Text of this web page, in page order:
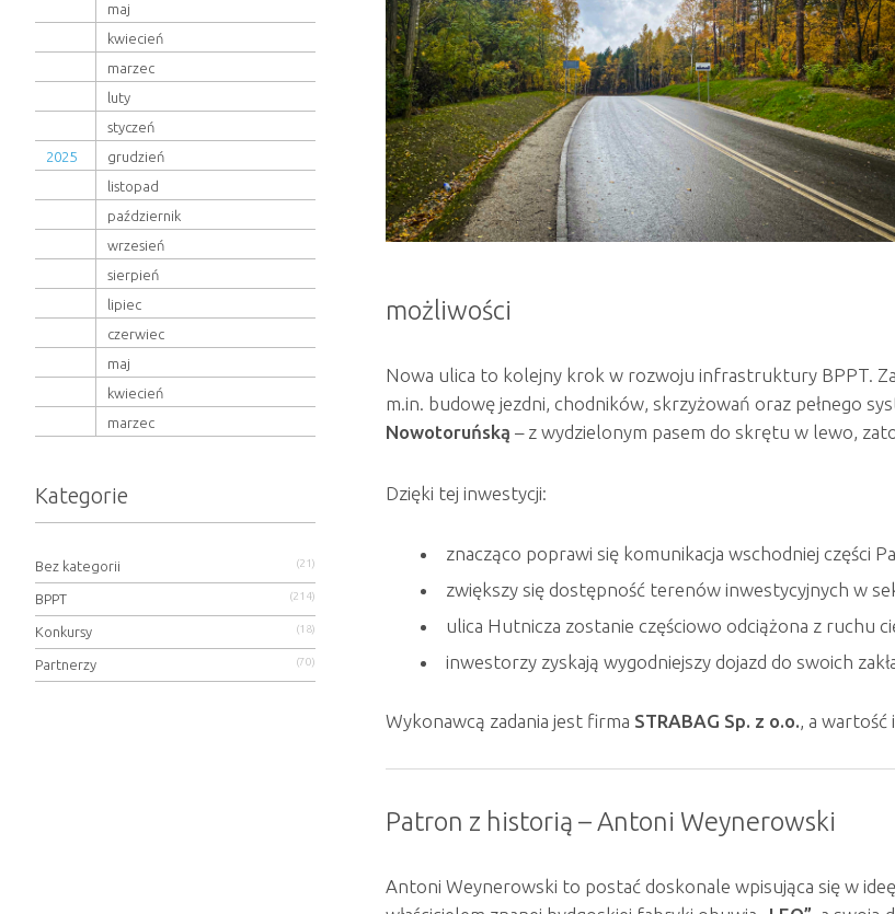
możliwości
Nowa ulica to kolejny krok w rozwoju infrastruktury BPPT.
m.in. budowę jezdni, chodników, skrzyżowań oraz pełnego
Nowotoruńską – z wydzielonym pasem do skrętu w lewo,
Dzięki tej inwestycji:
znacząco poprawi się komunikacja wschodniej części
zwiększy się dostępność terenów inwestycyjnych w
ulica Hutnicza zostanie częściowo odciążona z ruchu
inwestorzy zyskają wygodniejszy dojazd do swoich
Wykonawcą zadania jest firma STRABAG Sp. z o.o., a wartość
Patron z historią – Antoni Weynerowski
Antoni Weynerowski to postać doskonale wpisująca się w
maj
kwiecień
marzec
luty
styczeń
2025
grudzień
listopad
październik
wrzesień
sierpień
lipiec
czerwiec
maj
kwiecień
marzec
Kategorie
Bez kategorii (21)
BPPT (214)
Konkursy (18)
Partnerzy (70)